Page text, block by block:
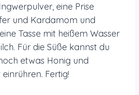
eine Prise
und Kardamom und
Tasse mit heißem Wasser
Für die Süße kannst du
etwas Honig und
Fertig!